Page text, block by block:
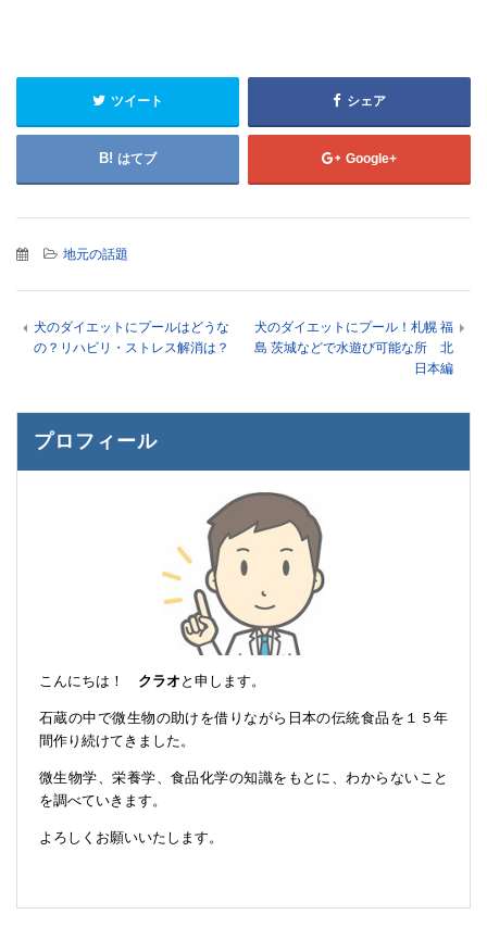
ツイート シェア
はてブ Google+
地元の話題
犬のダイエットにプールはどうな
の？リハビリ・ストレス解消は？
犬のダイエットにプール！札幌 福
島 茨城などで水遊び可能な所 北
日本編
プロフィール
こんにちは！ クラオ と申します。
石蔵の中で微生物の助けを借りながら日本の伝統食品を１５年
間作り続けてきました。
微生物学、栄養学、食品化学の知識をもとに、わからないこと
を調べていきます。
よろしくお願いいたします。